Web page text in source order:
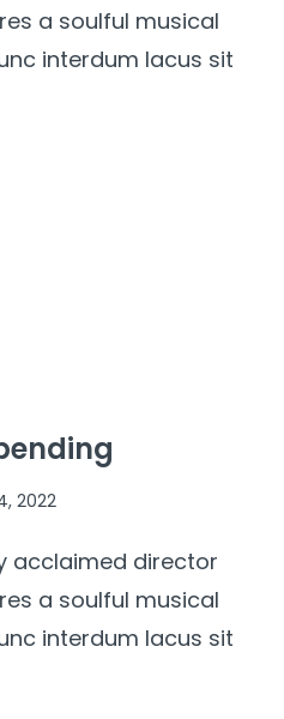
a soulful musical
interdum lacus sit
2022
acclaimed director
a soulful musical
interdum lacus sit